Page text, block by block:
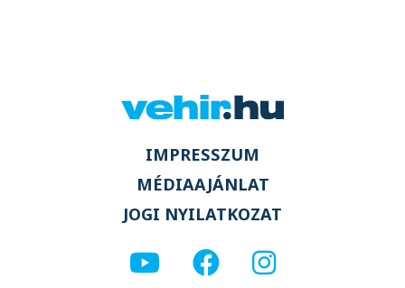
IMPRESSZUM
MÉDIAAJÁNLAT
JOGI NYILATKOZAT